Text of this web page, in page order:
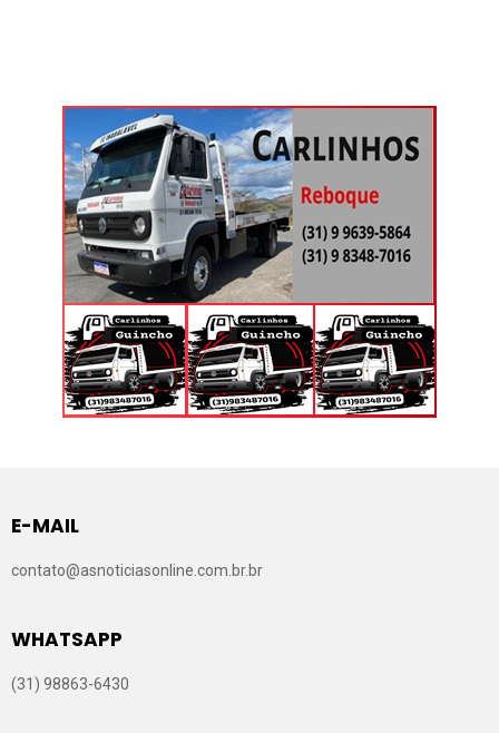
E-MAIL
contato@asnoticiasonline.com.br.br
WHATSAPP
(31) 98863-6430